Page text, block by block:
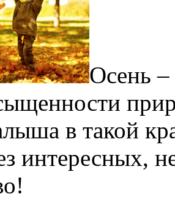
Осень –
в такой
интересных,